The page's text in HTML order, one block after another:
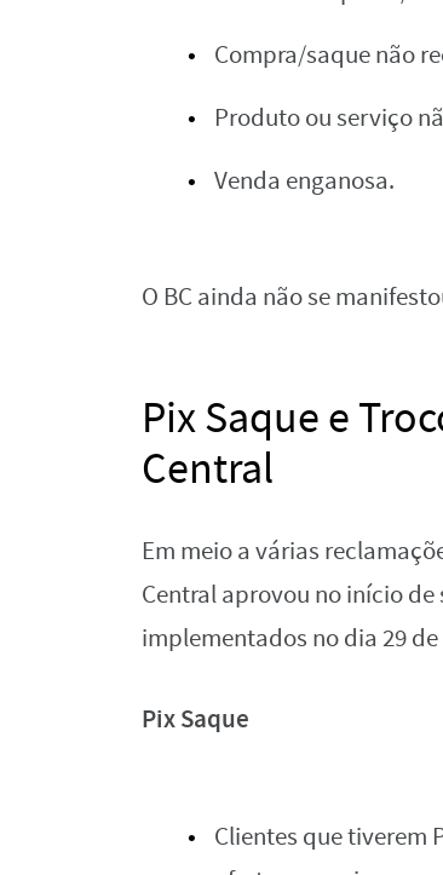
Compra/saque não
Produto ou serviço
Venda enganosa.
O BC ainda não se
Pix Saque e
Central
Em meio a várias
Central aprovou no início de
implementados no dia 29
Pix Saque
Clientes que tiverem